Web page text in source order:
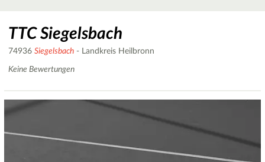
TTC Siegelsbach
74936 Siegelsbach - Landkreis Heilbronn
Keine Bewertungen